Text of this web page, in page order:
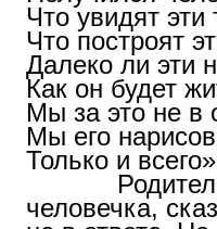
Что увидят эти
Что построят
Далеко ли эти
Как он будет
Мы за это не в
Мы его
Только и
Родители,
человечка,